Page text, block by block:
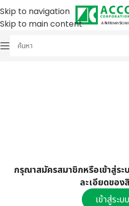
Skip to navigation
Skip to main content
กรุณาสมัครสมาชิกหรือเข้าสู่ระ
ละเอียดของ
เข้าสู่ระบบ